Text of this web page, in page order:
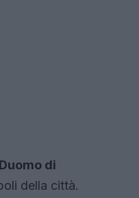
Duomo di
della città.